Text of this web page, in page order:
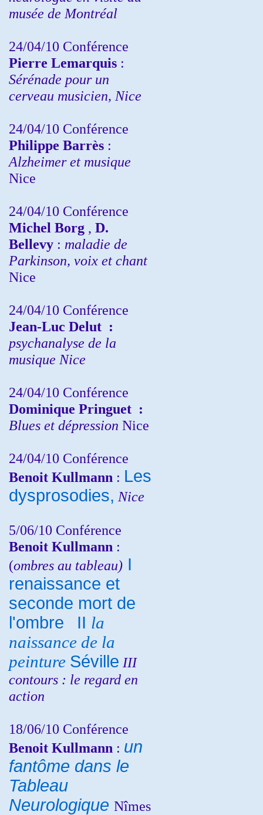
musée de Montréal
24/04/10 Conférence
Pierre Lemarquis :
Sérénade pour un
cerveau musicien, Nice
24/04/10 Conférence
Philippe Barrès :
Alzheimer et musique
Nice
24/04/10 Conférence
Michel Borg , D.
Bellevy : maladie de
Parkinson, voix et chant
Nice
24/04/10 Conférence
Jean-Luc Delut :
psychanalyse de la
musique Nice
24/04/10 Conférence
Dominique Pringuet :
Blues et dépression Nice
24/04/10 Conférence
Benoit Kullmann : Les
dysprosodies, Nice
5/06/10 Conférence
Benoit Kullmann :
(ombres au tableau) I
renaissance et
seconde mort de
l'ombre
II la
naissance de la
peinture Séville III
contours : le regard en
action
18/06/10 Conférence
Benoit Kullmann : un
fantôme dans le
Tableau
Neurologique Nîmes